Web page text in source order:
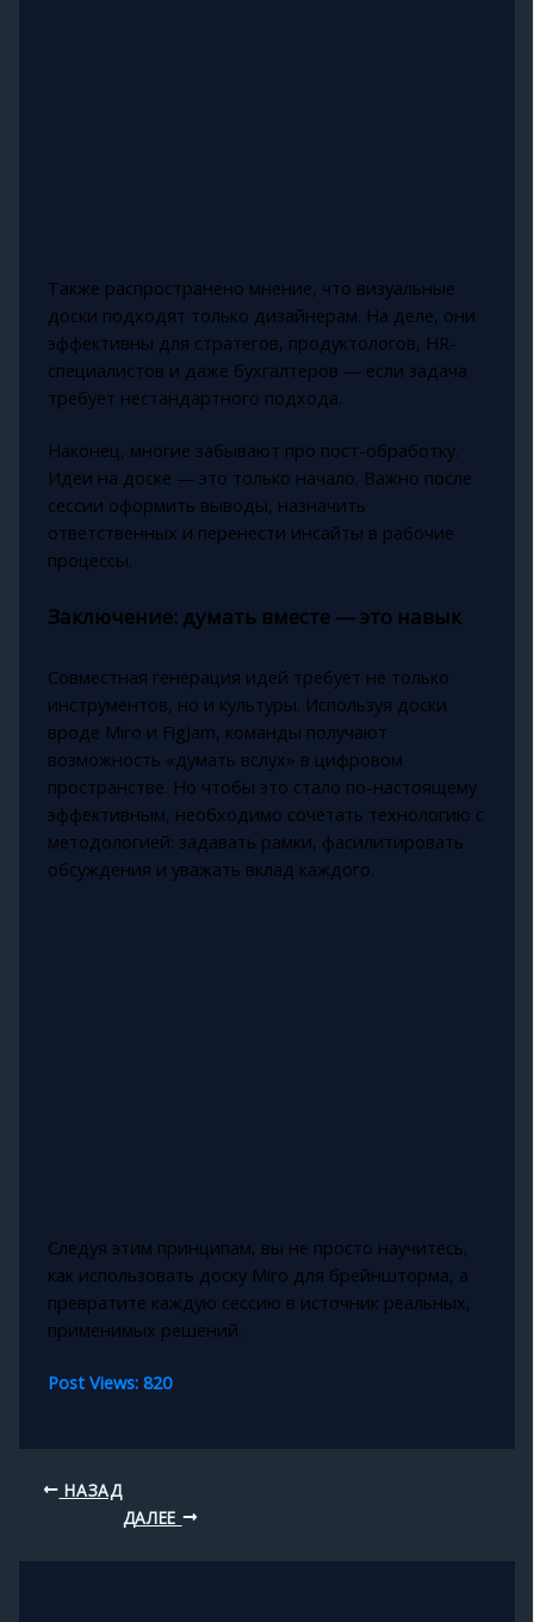
Также распространено мнение, что визуальные
доски подходят только дизайнерам. На деле, они
эффективны для стратегов, продуктологов, HR-
специалистов и даже бухгалтеров — если задача
требует нестандартного подхода.
Наконец, многие забывают про пост-обработку.
Идеи на доске — это только начало. Важно после
сессии оформить выводы, назначить
ответственных и перенести инсайты в рабочие
процессы.
Заключение: думать вместе — это навык
Совместная генерация идей требует не только
инструментов, но и культуры. Используя доски
вроде Miro и FigJam, команды получают
возможность «думать вслух» в цифровом
пространстве. Но чтобы это стало по-настоящему
эффективным, необходимо сочетать технологию с
методологией: задавать рамки, фасилитировать
обсуждения и уважать вклад каждого.
Следуя этим принципам, вы не просто научитесь,
как использовать доску Miro для брейншторма, а
превратите каждую сессию в источник реальных,
применимых решений.
Post Views: 820
НАЗАД
ДАЛЕЕ